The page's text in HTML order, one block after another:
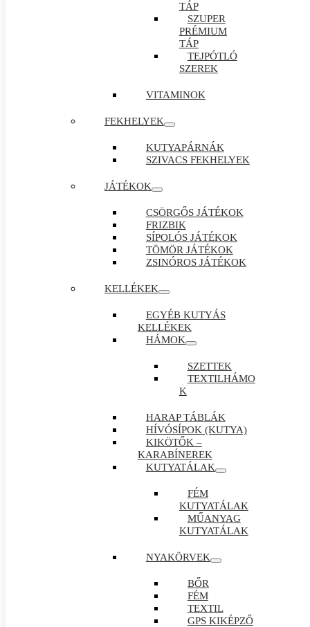
TÁP
SZUPER
PRÉMIUM
TÁP
TEJPÓTLÓ
SZEREK
VITAMINOK
FEKHELYEK
KUTYAPÁRNÁK
SZIVACS FEKHELYEK
JÁTÉKOK
CSÖRGŐS JÁTÉKOK
FRIZBIK
SÍPOLÓS JÁTÉKOK
TÖMÖR JÁTÉKOK
ZSINÓROS JÁTÉKOK
KELLÉKEK
EGYÉB KUTYÁS
KELLÉKEK
HÁMOK
SZETTEK
TEXTILHÁMO
K
HARAP TÁBLÁK
HÍVÓSÍPOK (KUTYA)
KIKÖTŐK –
KARABÍNEREK
KUTYATÁLAK
FÉM
KUTYATÁLAK
MŰANYAG
KUTYATÁLAK
NYAKÖRVEK
BŐR
FÉM
TEXTIL
GPS KIKÉPZŐ